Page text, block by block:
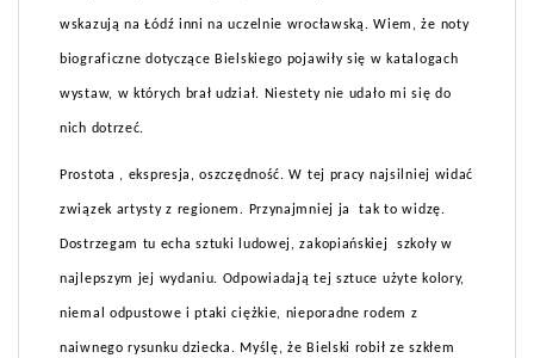
wskazują na Łódź inni na uczelnie wrocławską. Wiem, że noty
biograficzne dotyczące Bielskiego pojawiły się w katalogach
wystaw, w których brał udział. Niestety nie udało mi się do
nich dotrzeć.
Prostota , ekspresja, oszczędność. W tej pracy najsilniej widać
związek artysty z regionem. Przynajmniej ja tak to widzę.
Dostrzegam tu echa sztuki ludowej, zakopiańskiej szkoły w
najlepszym jej wydaniu. Odpowiadają tej sztuce użyte kolory,
niemal odpustowe i ptaki ciężkie, nieporadne rodem z
naiwnego rysunku dziecka. Myślę, że Bielski robił ze szkłem